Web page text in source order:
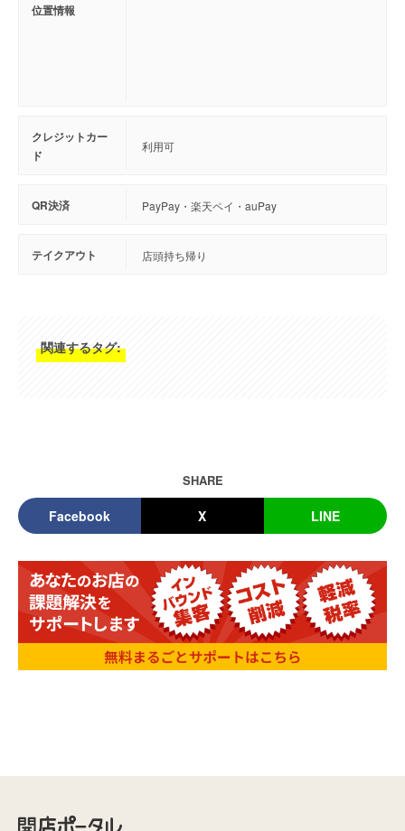
位置情報
クレジットカー
ド
利用可
QR決済 PayPay・楽天ペイ・auPay
テイクアウト 店頭持ち帰り
関連するタグ:
SHARE
Facebook X LINE